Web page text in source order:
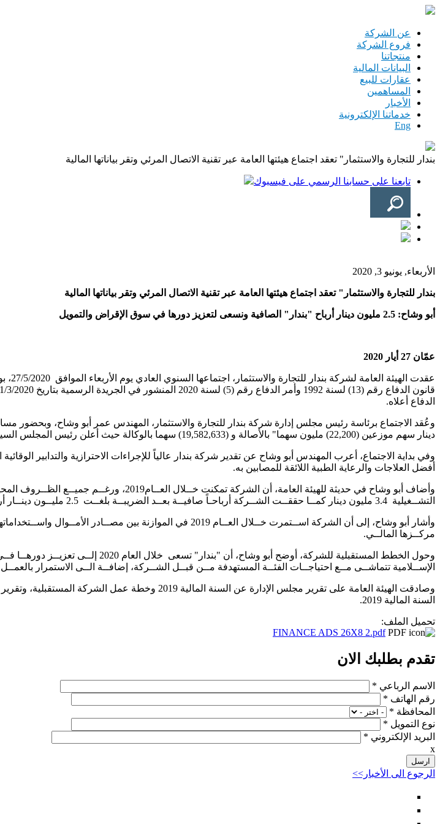
تجاوز إلى المحتوى الرئيسي
عن الشركة
فروع الشركة
منتجاتنا
البيانات المالية
عقارات للبيع
المساهمين
الأخبار
خدماتنا الإلكترونية
Eng
بندار للتجارة والاستثمار" تعقد اجتماع هيئتها العامة عبر تقنية الاتصال المرئي وتقر بياناتها المالية
تابعنا على حسابنا الرسمي على فيسبوك
الأربعاء, يونيو 3, 2020
بندار للتجارة والاستثمار" تعقد اجتماع هيئتها العامة عبر تقنية الاتصال المرئي وتقر بياناتها المالية
أبو وشاح: 2.5 مليون دينار أرباح "بندار" الصافية ونسعى لتعزيز دورها في سوق الإقراض والتمويل
عمّان 27 أيار 2020
الدفاع أعلاه.
دينار سهم موزعين (22,200) مليون سهما" بالأصالة و (19,582,633) سهما بالوكالة حيث أعلن رئيس المجلس السيد عمر ابو وشاح عن قانونية الاجتماع.
أفضل العلاجات والرعاية الطبية اللائقة للمصابين به.
وأضاف أبو وشاح في حديثة للهيئة العامة، أن
التشــغيلية 3.4 مليون دينار كمــا حققــت الشــركة أرباحـاً صافيــة بعــد الضريبــة بلغــت 2.5 مليــون دينــار أردنــي وبعائد بلغ 12.7% على رأسمال الشركة البالغ 20 مليون دينار.
وأشار أبو وشاح، إلى أن الشركة اســتمرت خــلال العــام 2019 في
مركــزها المالــي.
وحول الخطط المستقبلية للشركة، أوضح
الإســلامية تتماشــى مــع احتياجــات الفئــة المستهدفة مــن قبــل الشــركة، إضافــة الــى الاستمرار
السنة المالية 2019.
تحميل الملف:
FINANCE ADS 26X8 2.pdf
تقدم بطلبك الان
‏الاسم الرباعي ‏ *
‏رقم الهاتف ‏ *
‏المحافظة ‏ *
‏نوع التمويل ‏ *
‏البريد الإلكتروني ‏ *
x
الرجوع الى الأخبار>>